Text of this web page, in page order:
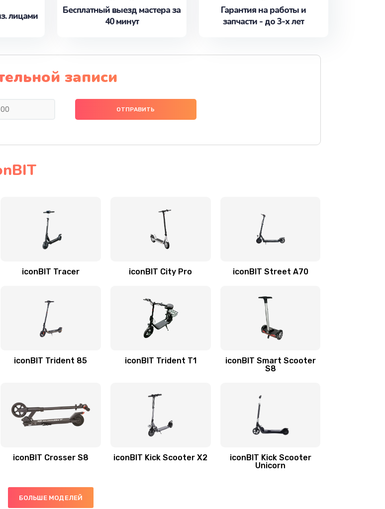
лицами
Бесплатный выезд мастера за
40 минут
Гарантия на работы и
запчасти - до 3-х лет
записи
iconBIT Tracer iconBIT City Pro iconBIT Street A70
iconBIT Trident 85 iconBIT Trident T1
iconBIT Smart Scooter
S8
iconBIT Crosser S8 iconBIT Kick Scooter X2
iconBIT Kick Scooter
Unicorn
БОЛЬШЕ МОДЕЛЕЙ